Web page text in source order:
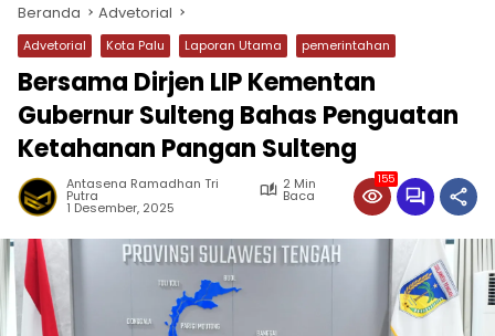
Beranda Advetorial
Advetorial Kota Palu Laporan Utama pemerintahan
Bersama Dirjen LIP Kementan
Gubernur Sulteng Bahas Penguatan
Ketahanan Pangan Sulteng
Antasena Ramadhan Tri
Putra
2 Min
Baca
1 Desember, 2025
155